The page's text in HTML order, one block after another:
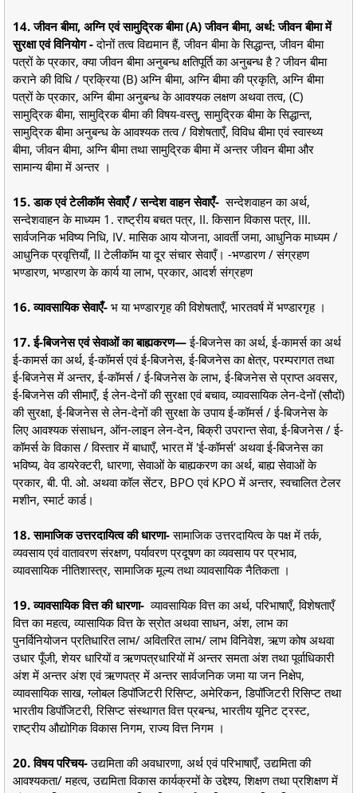
14. जीवन बीमा, अग्नि एवं सामुद्रिक बीमा (A) जीवन बीमा, अर्थ: जीवन बीमा में
सुरक्षा एवं विनियोग -दोनों तत्व विद्यमान हैं, जीवन बीमा के सिद्धान्त, जीवन बीमा
पत्रों के प्रकार, क्या जीवन बीमा अनुबन्ध क्षतिपूर्ति का अनुबन्ध है ? जीवन बीमा
कराने की विधि / प्रक्रिया (B) अग्नि बीमा, अग्नि बीमा की प्रकृति, अग्नि बीमा
पत्रों के प्रकार, अग्नि बीमा अनुबन्ध के आवश्यक लक्षण अथवा तत्व, (C)
सामुद्रिक बीमा, सामुद्रिक बीमा की विषय-वस्तु, सामुद्रिक बीमा के सिद्धान्त,
सामुद्रिक बीमा अनुबन्ध के आवश्यक तत्व / विशेषताएँ, विविध बीमा एवं स्वास्थ्य
बीमा, जीवन बीमा, अग्नि बीमा तथा सामुद्रिक बीमा में अन्तर जीवन बीमा और
सामान्य बीमा में अन्तर ।
15. डाक एवं टेलीकॉम सेवाएँ / सन्देश वाहन सेवाएँ- सन्देशवाहन का अर्थ,
सन्देशवाहन के माध्यम 1. राष्ट्रीय बचत पत्र, II. किसान विकास पत्र, III.
सार्वजनिक भविष्य निधि, IV. मासिक आय योजना, आवर्ती जमा, आधुनिक माध्यम /
आधुनिक प्रवृत्तियाँ, II टेलीकॉम या दूर संचार सेवाएँ। -भण्डारण / संग्रहण
भण्डारण, भण्डारण के कार्य या लाभ, प्रकार, आदर्श संग्रहण
16. व्यावसायिक सेवाएँ- भ या भण्डारगृह की विशेषताएँ, भारतवर्ष में भण्डारगृह ।
17. ई-बिजनेस एवं सेवाओं का बाह्यकरण—ई-बिजनेस का अर्थ, ई-कामर्स का अर्थ
ई-कामर्स का अर्थ, ई-कॉमर्स एवं ई-बिजनेस, ई-बिजनेस का क्षेत्र, परम्परागत तथा
ई-बिजनेस में अन्तर, ई-कॉमर्स / ई-बिजनेस के लाभ, ई-बिजनेस से प्राप्त अवसर,
ई-बिजनेस की सीमाएँ, ई लेन-देनों की सुरक्षा एवं बचाव, व्यावसायिक लेन-देनों (सौदों)
की सुरक्षा, ई-बिजनेस से लेन-देनों की सुरक्षा के उपाय ई-कॉमर्स / ई-बिजनेस के
लिए आवश्यक संसाधन, ऑन-लाइन लेन-देन, बिक्री उपरान्त सेवा, ई-बिजनेस / ई-
कॉमर्स के विकास / विस्तार में बाधाएँ, भारत में 'ई-कॉमर्स' अथवा ई-बिजनेस का
भविष्य, वेव डायरेक्टरी, धारणा, सेवाओं के बाह्यकरण का अर्थ, बाह्य सेवाओं के
प्रकार, बी. पी. ओ. अथवा कॉल सेंटर, BPO एवं KPO में अन्तर, स्वचालित टेलर
मशीन, स्मार्ट कार्ड।
18. सामाजिक उत्तरदायित्व की धारणा-सामाजिक उत्तरदायित्व के पक्ष में तर्क,
व्यवसाय एवं वातावरण संरक्षण, पर्यावरण प्रदूषण का व्यवसाय पर प्रभाव,
व्यावसायिक नीतिशास्त्र, सामाजिक मूल्य तथा व्यावसायिक नैतिकता ।
19. व्यावसायिक वित्त की धारणा- व्यावसायिक वित्त का अर्थ, परिभाषाएँ, विशेषताएँ
वित्त का महत्व, व्यासायिक वित्त के स्रोत अथवा साधन, अंश, लाभ का
पुनर्विनियोजन प्रतिधारित लाभ/ अवितरित लाभ/ लाभ विनिवेश, ऋण कोष अथवा
उधार पूँजी, शेयर धारियों व ऋणपत्रधारियों में अन्तर समता अंश तथा पूर्वाधिकारी
अंश में अन्तर अंश एवं ऋणपत्र में अन्तर सार्वजनिक जमा या जन निक्षेप,
व्यावसायिक साख, ग्लोबल डिपॉजिटरी रिसिप्ट, अमेरिकन, डिपॉजिटरी रिसिप्ट तथा
भारतीय डिपॉजिटरी, रिसिप्ट संस्थागत वित्त प्रबन्ध, भारतीय यूनिट ट्रस्ट,
राष्ट्रीय औद्योगिक विकास निगम, राज्य वित्त निगम ।
20. विषय परिचय-उद्यमिता की अवधारणा, अर्थ एवं परिभाषाएँ, उद्यमिता की
आवश्यकता/ महत्व, उद्यमिता विकास कार्यक्रमों के उद्देश्य, शिक्षण तथा प्रशिक्षण में